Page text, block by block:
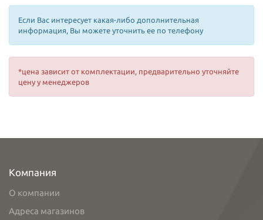
Если Вас интересует какая-либо дополнительная
информация, Вы можете уточнить ее по телефону
*цена зависит от комплектации, предварительно уточняйте
цену у менеджеров
Компания
О компании
Адреса магазинов